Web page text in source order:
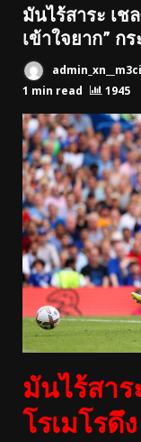
มันไร้สาระ เช
เข้าใจยาก” ก
1 min read
1945
มันไร้สาร
โรเมโรดึ